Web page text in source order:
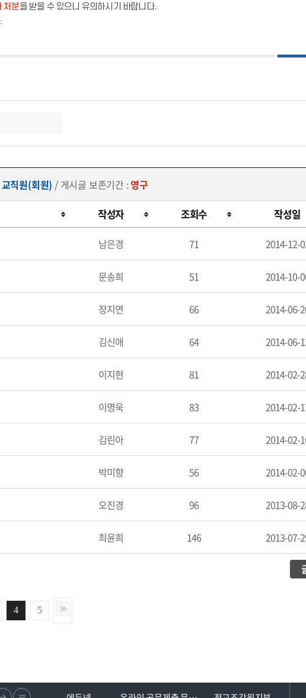
처분을 받을 수 있으니 유의하시기 바랍니다.
교직원(회원) / 게시글 보존기간 :영구
작성자 조회수 작성일
남은경 71 2014-12-
문송희 51 2014-10-
장지연 66 2014-06-
김신애 64 2014-06-
이지현 81 2014-02-
이명욱 83 2014-02-
김린아 77 2014-02-
박미향 56 2014-02-
오진경 96 2013-08-
최윤희 146 2013-07-
4 5